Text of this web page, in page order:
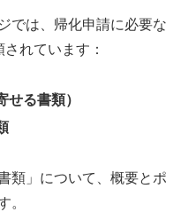
では、帰化申請に必要な
れています：
る書類）
類」について、概要とポ
。